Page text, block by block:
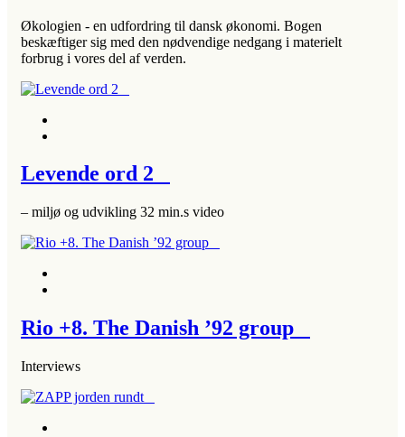
Økologien - en udfordring til dansk økonomi. Bogen
beskæftiger sig med den nødvendige nedgang i materielt
forbrug i vores del af verden.
Levende ord 2
– miljø og udvikling 32 min.s video
Rio +8. The Danish ’92 group
Interviews